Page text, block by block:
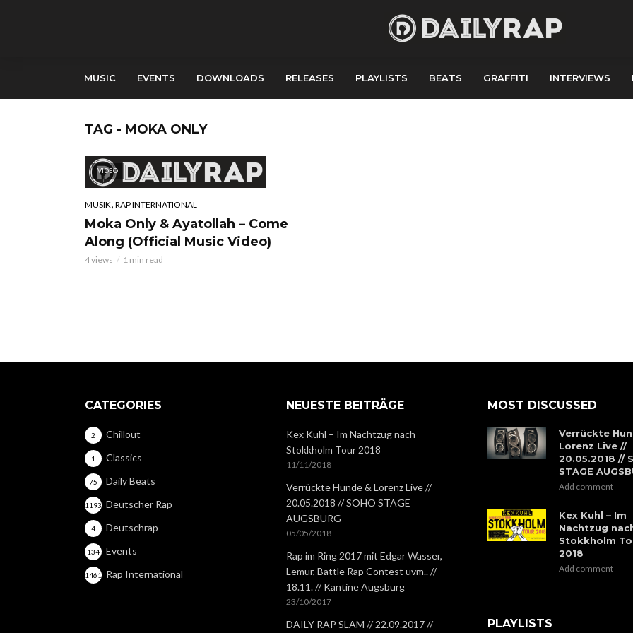
MUSIC EVENTS DOWNLOADS RELEASES PLAYLISTS BEATS GRAFFITI INTERVIEWS
TAG - MOKA ONLY
VIDEO
MUSIK, RAP INTERNATIONAL
Moka Only & Ayatollah – Come
Along (Official Music Video)
4 views 1 min read
CATEGORIES
Chillout
2
Classics
1
Daily Beats
75
Deutscher Rap
1193
Deutschrap
4
Events
134
Rap International
1461
NEUESTE BEITRÄGE
Kex Kuhl – Im Nachtzug nach
Stokkholm Tour 2018
11/11/2018
Verrückte Hunde & Lorenz Live //
20.05.2018 // SOHO STAGE
AUGSBURG
05/05/2018
Rap im Ring 2017 mit Edgar Wasser,
Lemur, Battle Rap Contest uvm.. //
18.11. // Kantine Augsburg
23/10/2017
DAILY RAP SLAM // 22.09.2017 //
MOST DISCUSSED
Verrückte
Lorenz Live //
20.05.2018 //
STAGE
Add comment
Kex Kuhl – Im
Nachtzug
Stokkholm
2018
Add comment
PLAYLISTS